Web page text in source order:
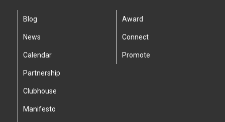
Blog
News
Calendar
Partnership
Clubhouse
Manifesto
Award
Connect
Promote